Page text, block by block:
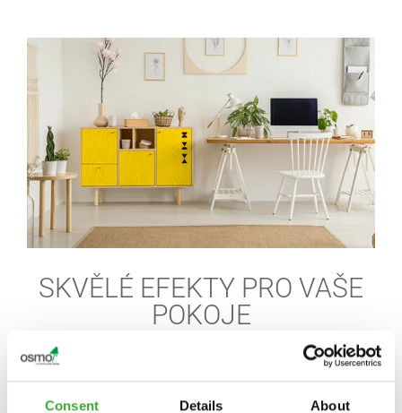
Consent Details About
SKVĚLÉ EFEKTY PRO VAŠE
POKOJE
Barevná paleta Osmo vám nabízí vše, co k tomu